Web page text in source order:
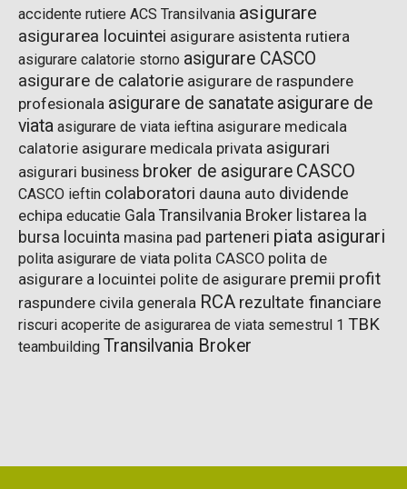
accidente rutiere ACS Transilvania asigurare
asigurarea locuintei asigurare asistenta rutiera
asigurare calatorie storno asigurare CASCO
asigurare de calatorie asigurare de raspundere
profesionala asigurare de sanatate asigurare de
viata asigurare de viata ieftina asigurare medicala
calatorie asigurare medicala privata asigurari
asigurari business broker de asigurare CASCO
CASCO ieftin colaboratori dauna auto dividende
echipa educatie Gala Transilvania Broker listarea la
bursa locuinta masina pad parteneri piata asigurari
polita asigurare de viata polita CASCO polita de
asigurare a locuintei polite de asigurare premii profit
raspundere civila generala RCA rezultate financiare
riscuri acoperite de asigurarea de viata semestrul 1 TBK
teambuilding Transilvania Broker